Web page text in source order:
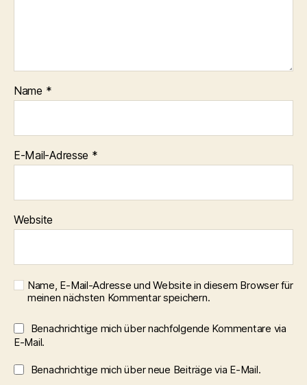
Name *
E-Mail-Adresse *
Website
Name, E-Mail-Adresse und Website in diesem Browser für
meinen nächsten Kommentar speichern.
Benachrichtige mich über nachfolgende Kommentare via
E-Mail.
Benachrichtige mich über neue Beiträge via E-Mail.